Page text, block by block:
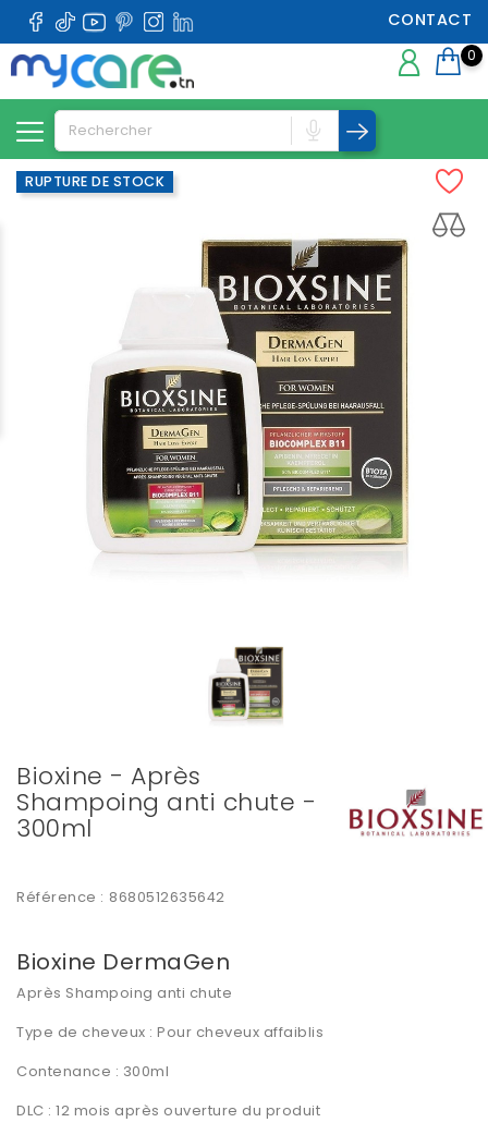
CONTACT
0
RUPTURE DE STOCK
Bioxine - Après
Shampoing anti chute -
300ml
Référence : 8680512635642
Bioxine DermaGen
Après Shampoing anti chute
Type de cheveux : Pour cheveux affaiblis
Contenance : 300ml
DLC : 12 mois après ouverture du produit